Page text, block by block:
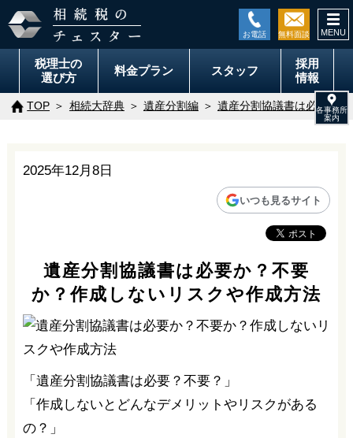
税理士の
選び方
料金プラン スタッフ
採用
情報
TOP 相続大辞典 遺産分割編 遺産分割協議書は必要か
2025年12月8日
いつも見るサイト
遺産分割協議書は必要か？不要
か？作成しないリスクや作成方法
「遺産分割協議書は必要？不要？」
「作成しないとどんなデメリットやリスクがある
の？」